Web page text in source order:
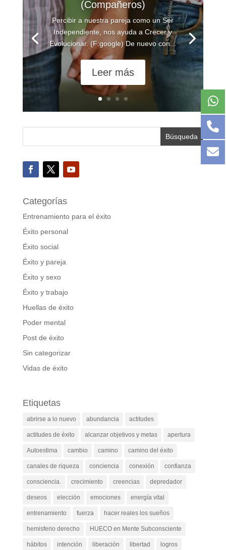
(Compañeros)
Percibir a nuestra pareja como un Ser
Independiente, nos ayuda a Crecer y
Evolucionar. (F:google) De nuevo con...
Leer más
Categorías
Entrenamiento para el éxito
Éxito personal
Éxito social
Éxito y pareja
Éxito y sexo
Éxito y trabajo
Huellas de éxito
Poder mental
Post de éxito
Sin categorizar
Vidas de éxito
Etiquetas
abrirse a lo nuevo abundancia actitudes
actitudes de éxito alcanzar objetivos y metas apertura
Autoestima cambio camino camino del éxito
canales de riqueza conciencia conexión confianza
consciencia. crecimiento creencias depredador
deseos elección emociones energía vital
entrenamiento fuerza hacer reales los sueños
hemisferio derecho HUECO en Mente Subconsciente
hábitos intención liberación libertad logros